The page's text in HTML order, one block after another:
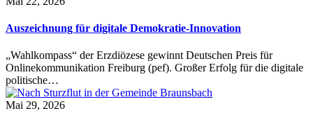
Auszeichnung für digitale Demokratie-Innovation
„Wahlkompass“ der Erzdiözese gewinnt Deutschen Preis für
Onlinekommunikation Freiburg (pef). Großer Erfolg für die digitale
politische…
Mai 29, 2026